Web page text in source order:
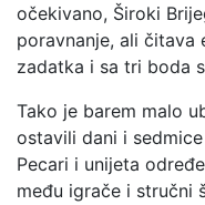
očekivano, Široki
poravnanje, ali čitava
zadatka i sa tri boda
Tako je barem malo
ostavili dani i
Pecari i unijeta
među igrače i stručni